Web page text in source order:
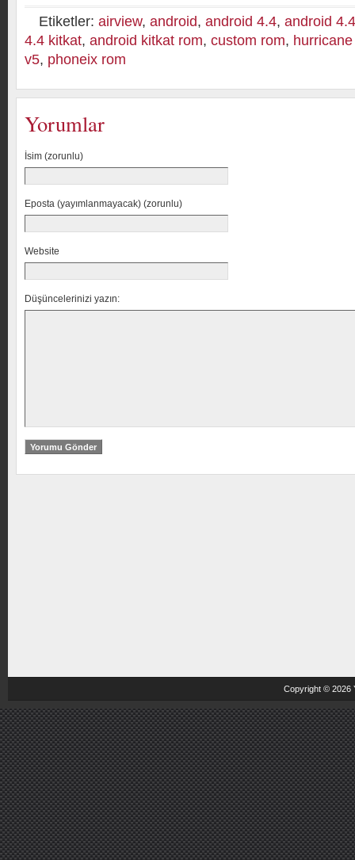
Etiketler: airview, android, android 4.4, android
4.4 kitkat, android kitkat rom, custom rom,
v5, phoneix rom
Yorumlar
İsim (zorunlu)
Eposta (yayımlanmayacak) (zorunlu)
Website
Düşüncelerinizi yazın:
Copyright © 2026